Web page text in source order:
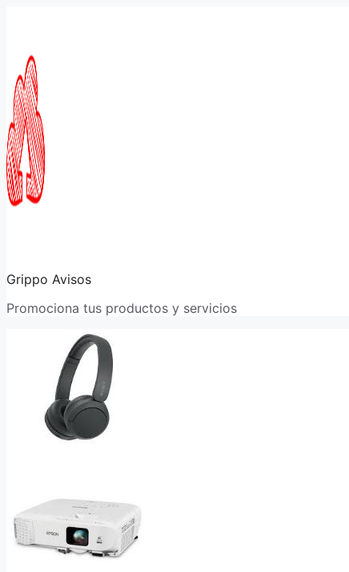
Grippo Avisos
Promociona tus productos y servicios